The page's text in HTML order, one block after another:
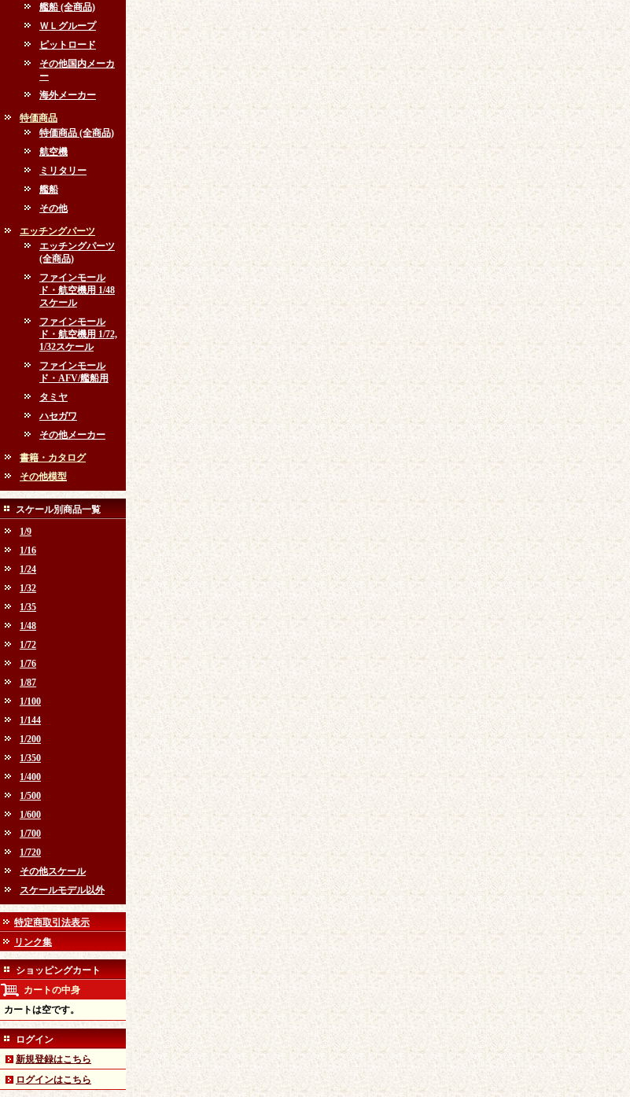
艦船 (全商品)
ＷＬグループ
ピットロード
その他国内メーカ
ー
海外メーカー
特価商品
特価商品 (全商品)
航空機
ミリタリー
艦船
その他
エッチングパーツ
エッチングパーツ
(全商品)
ファインモール
ド・航空機用 1/48
スケール
ファインモール
ド・航空機用 1/72,
1/32スケール
ファインモール
ド・AFV/艦船用
タミヤ
ハセガワ
その他メーカー
書籍・カタログ
その他模型
スケール別商品一覧
1/9
1/16
1/24
1/32
1/35
1/48
1/72
1/76
1/87
1/100
1/144
1/200
1/350
1/400
1/500
1/600
1/700
1/720
その他スケール
スケールモデル以外
特定商取引法表示
リンク集
ショッピングカート
カートの中身
カートは空です。
ログイン
新規登録はこちら
ログインはこちら